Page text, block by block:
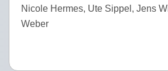
Nicole Hermes, Ute Sippel, Jens
Weber